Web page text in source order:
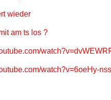
wieder
am ts los ?
watch?v=6oeHy-